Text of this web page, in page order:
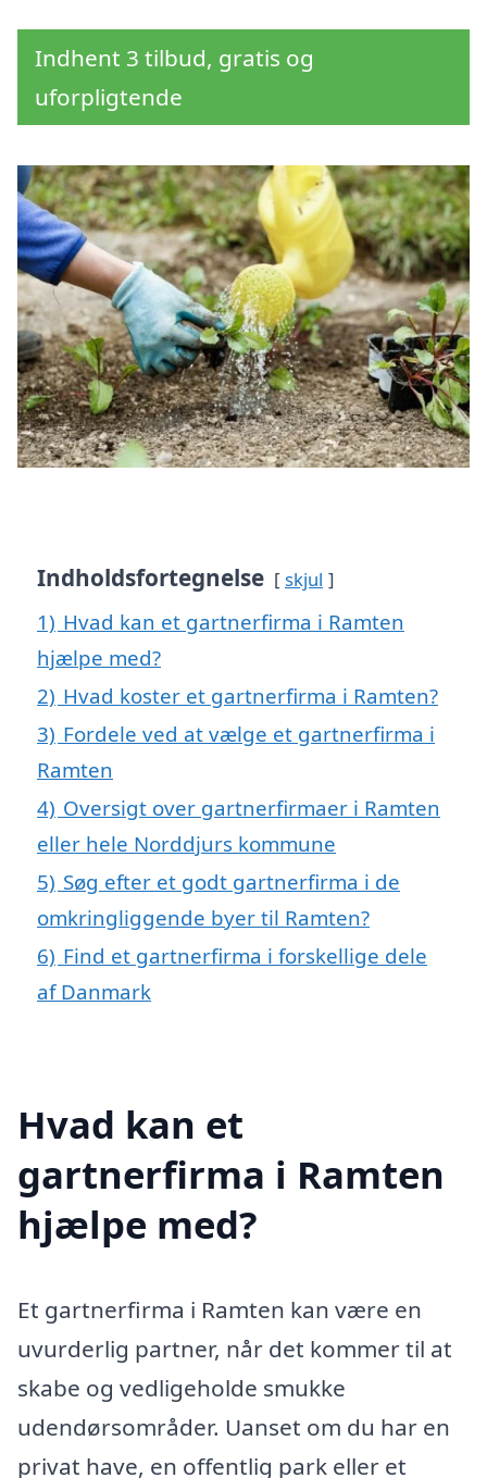
Indhent 3 tilbud, gratis og
uforpligtende
Indholdsfortegnelse skjul
1) Hvad kan et gartnerfirma i Ramten
hjælpe med?
2) Hvad koster et gartnerfirma i Ramten?
3) Fordele ved at vælge et gartnerfirma i
Ramten
4) Oversigt over gartnerfirmaer i Ramten
eller hele Norddjurs kommune
5) Søg efter et godt gartnerfirma i de
omkringliggende byer til Ramten?
6) Find et gartnerfirma i forskellige dele
af Danmark
Hvad kan et
gartnerfirma i Ramten
hjælpe med?
Et gartnerfirma i Ramten kan være en
uvurderlig partner, når det kommer til at
skabe og vedligeholde smukke
udendørsområder. Uanset om du har en
privat have, en offentlig park eller et